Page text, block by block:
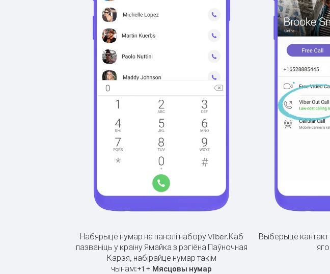
Набярыце нумар на панэлі набору Viber.Каб
пазваніць у краіну Ямайка з рэгіёна Паўночная
Карэя, набірайце нумар такім
чынам:+1 + Мясцовы нумар
Выберыце кантакт